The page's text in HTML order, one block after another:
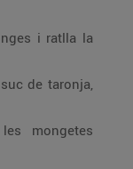
i ratlla la
de taronja,
mongetes